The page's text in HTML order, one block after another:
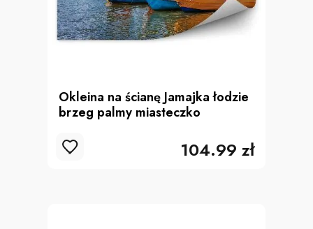
Okleina na ścianę Jamajka łodzie
brzeg palmy miasteczko
104.99 zł